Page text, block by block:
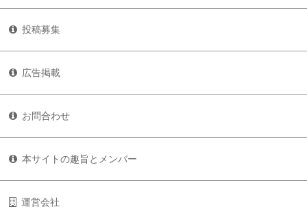
投稿募集
広告掲載
お問合わせ
本サイトの趣旨とメンバー
運営会社